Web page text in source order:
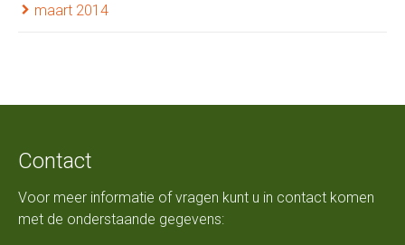
maart 2014
Contact
Voor meer informatie of vragen kunt u in contact komen
met de onderstaande gegevens: